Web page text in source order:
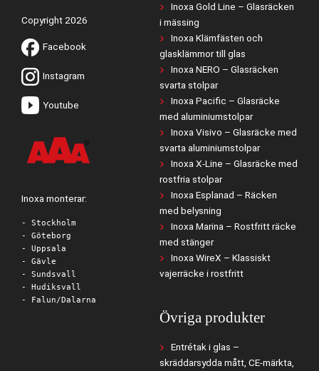
Copyright 2026
Facebook
Instagram
Youtube
Inoxa monterar:
- Stockholm
- Göteborg
- Uppsala
- Gävle
- Sundsvall
- Hudiksvall
- Falun/Dalarna
Inoxa Gold Line – Glasräcken
i mässing
Inoxa Klämfästen och
glasklämmor till glas
Inoxa NERO – Glasräcken
svarta stolpar
Inoxa Pacific – Glasräcke
med aluminiumstolpar
Inoxa Visivo – Glasräcke med
svarta aluminiumstolpar
Inoxa X-Line – Glasräcke med
rostfria stolpar
Inoxa Esplanad – Räcken
med belysning
Inoxa Marina – Rostfritt räcke
med stänger
Inoxa WireX – Klassiskt
vajerräcke i rostfritt
Övriga produkter
Entrétak i glas –
skräddarsydda mått, CE-märkta,